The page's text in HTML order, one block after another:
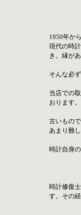
1950年か
現代の時
き。縁が
そんな必
当店での
おります
古いもの
あまり難
時計自身
時計修復
す。その